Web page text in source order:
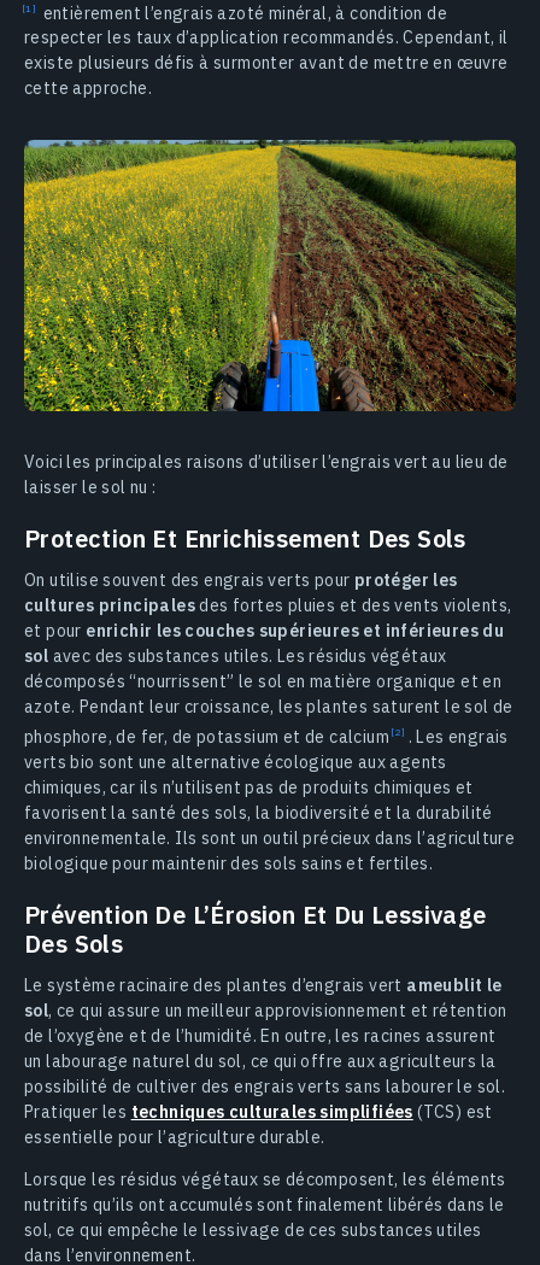
entièrement l’engrais azoté minéral, à condition de
respecter les taux d’application recommandés. Cependant, il
existe plusieurs défis à surmonter avant de mettre en œuvre
cette approche.
Voici les principales raisons d’utiliser l’engrais vert au lieu de
laisser le sol nu :
Protection Et Enrichissement Des Sols
On utilise souvent des engrais verts pour protéger les
cultures principalesdes fortes pluies et des vents violents,
et pour enrichir les couches supérieures et inférieures du
sol avec des substances utiles. Les résidus végétaux
décomposés “nourrissent” le sol en matière organique et en
azote. Pendant leur croissance, les plantes saturent le sol de
phosphore, de fer, de potassium et de calcium
. Les engrais
verts bio sont une alternative écologique aux agents
chimiques, car ils n’utilisent pas de produits chimiques et
favorisent la santé des sols, la biodiversité et la durabilité
environnementale. Ils sont un outil précieux dans l’agriculture
biologique pour maintenir des sols sains et fertiles.
Prévention De L’Érosion Et Du Lessivage
Des Sols
Le système racinaire des plantes d’engrais vert ameublit le
sol, ce qui assure un meilleur approvisionnement et rétention
de l’oxygène et de l’humidité. En outre, les racines assurent
un labourage naturel du sol, ce qui offre aux agriculteurs la
possibilité de cultiver des engrais verts sans labourer le sol.
Pratiquer les techniques culturales simplifiées (TCS) est
essentielle pour l’agriculture durable.
Lorsque les résidus végétaux se décomposent, les éléments
nutritifs qu’ils ont accumulés sont finalement libérés dans le
sol, ce qui empêche le lessivage de ces substances utiles
dans l’environnement.